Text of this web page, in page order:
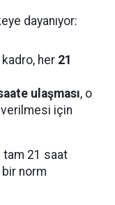
dayanıyor:
her 21
ulaşması, o
verilmesi için
tam 21 saat
norm